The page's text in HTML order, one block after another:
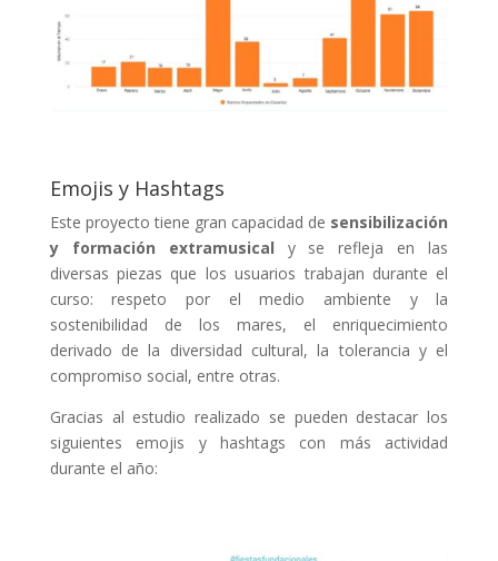
Emojis y Hashtags
Este proyecto tiene gran capacidad de sensibilización
y formación extramusical y se refleja en las
diversas piezas que los usuarios trabajan durante el
curso: respeto por el medio ambiente y la
sostenibilidad de los mares, el enriquecimiento
derivado de la diversidad cultural, la tolerancia y el
compromiso social, entre otras.
Gracias al estudio realizado se pueden destacar los
siguientes emojis y hashtags con más actividad
durante el año: